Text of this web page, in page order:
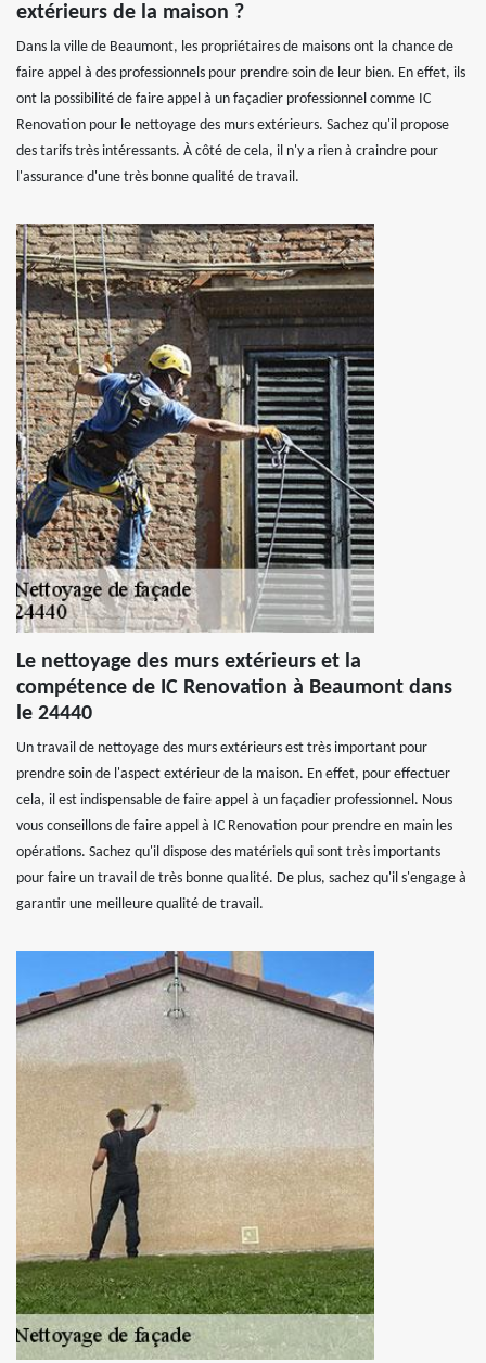
extérieurs de la maison ?
Dans la ville de Beaumont, les propriétaires de maisons ont la chance de
faire appel à des professionnels pour prendre soin de leur bien. En effet, ils
ont la possibilité de faire appel à un façadier professionnel comme IC
Renovation pour le nettoyage des murs extérieurs. Sachez qu'il propose
des tarifs très intéressants. À côté de cela, il n'y a rien à craindre pour
l'assurance d'une très bonne qualité de travail.
Le nettoyage des murs extérieurs et la
compétence de IC Renovation à Beaumont dans
le 24440
Un travail de nettoyage des murs extérieurs est très important pour
prendre soin de l'aspect extérieur de la maison. En effet, pour effectuer
cela, il est indispensable de faire appel à un façadier professionnel. Nous
vous conseillons de faire appel à IC Renovation pour prendre en main les
opérations. Sachez qu'il dispose des matériels qui sont très importants
pour faire un travail de très bonne qualité. De plus, sachez qu'il s'engage à
garantir une meilleure qualité de travail.